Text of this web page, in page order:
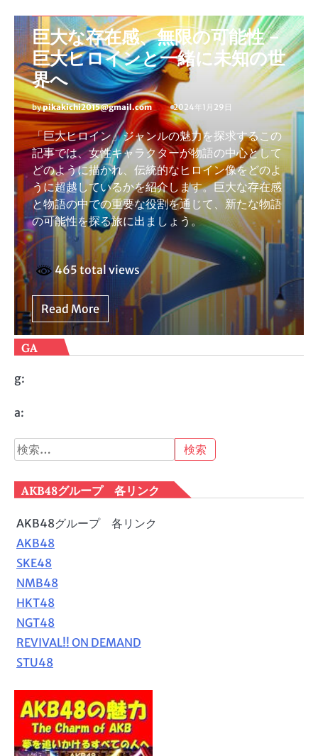
巨大な存在感、無限の可能性 –
巨大ヒロインと一緒に未知の世
界へ
bypikakichi2015@gmail.com 2024年1月29日
「巨大ヒロイン」ジャンルの魅力を探求するこの
記事では、女性キャラクターが物語の中心として
どのように描かれ、伝統的なヒロイン像をどのよ
うに超越しているかを紹介します。巨大な存在感
と物語の中での重要な役割を通じて、新たな物語
の可能性を探る旅に出ましょう。
465 total views
Read More
GA
g:
a:
検
索:
AKB48グループ 各リンク
AKB48グループ 各リンク
AKB48
SKE48
NMB48
HKT48
NGT48
REVIVAL!! ON DEMAND
STU48